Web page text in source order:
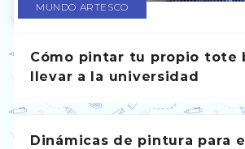
MUNDO ARTESCO
Cómo pintar tu propio tote
llevar a la universidad
Dinámicas de pintura para